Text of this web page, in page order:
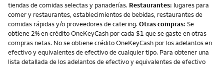
tiendas de comidas selectas y panaderías. Restaurantes: lugares para
comer y restaurantes, establecimientos de bebidas, restaurantes de
comidas rápidas y/o proveedores de catering. Otras compras: Se
obtiene 2% en crédito OneKeyCash por cada $1 que se gaste en otras
compras netas. No se obtiene crédito OneKeyCash por los adelantos en
efectivo y equivalentes de efectivo de cualquier tipo. Para obtener una
lista detallada de los adelantos de efectivo y equivalentes de efectivo